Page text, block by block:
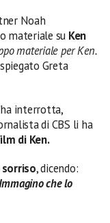
Noah
materiale su Ken
materiale per Ken.
spiegato Greta
interrotta,
di CBS li ha
di Ken.
sorriso, dicendo:
che lo